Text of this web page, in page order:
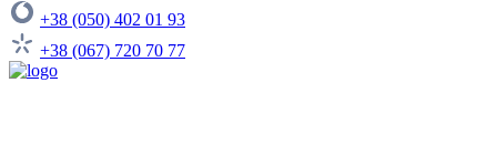
+38 (050) 402 01 93
+38 (067) 720 70 77